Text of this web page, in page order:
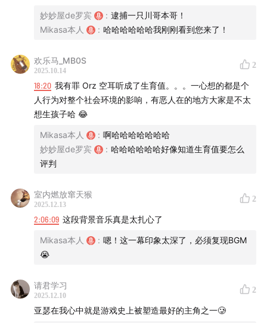
妙妙屋de罗宾 : 逮捕一只川哥本哥！
Mikasa本人
: 哈哈哈哈哈哈我刚刚看到您来了！
欢乐马_MB0S
2025.10.14
2
18:20 我有罪 Orz 空耳听成了生育值。。。一心想的都是个
人行为对整个社会环境的影响，有恶人在的地方大家是不太
想生孩子哈 😂
Mikasa本人 : 啊哈哈哈哈哈哈哈
妙妙屋de罗宾
: 哈哈哈哈哈哈好像知道生育值要怎么
评判
室内燃放窜天猴
2025.12.13
2
2:06:09 这段背景音乐真是太扎心了
Mikasa本人 : 嗯！这一幕印象太深了，必须复现BGM
😭
请君学习
2025.12.10
2
亚瑟在我心中就是游戏史上被塑造最好的主角之一🥲